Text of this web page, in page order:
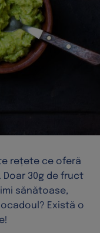
rețete ce oferă
30g de fruct
sănătoase,
Există o